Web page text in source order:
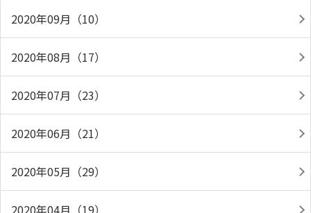
2020年09月（10）
2020年08月（17）
2020年07月（23）
2020年06月（21）
2020年05月（29）
2020年04月（19）